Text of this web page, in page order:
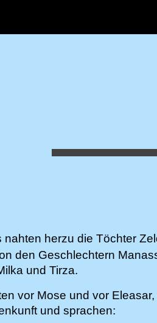
nahten herzu die Töchter
den Geschlechtern
und Tirza.
vor Mose und vor
und sprachen: